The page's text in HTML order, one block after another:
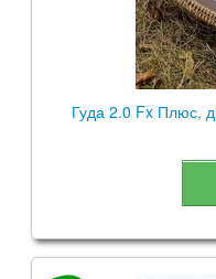
Гуда 2.0 Fx Плюс,